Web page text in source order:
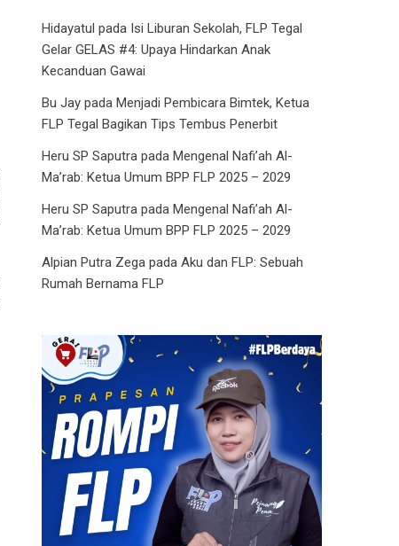
Hidayatul pada Isi Liburan Sekolah, FLP Tegal
Gelar GELAS #4: Upaya Hindarkan Anak
Kecanduan Gawai
Bu Jay padaMenjadi Pembicara Bimtek, Ketua
FLP Tegal Bagikan Tips Tembus Penerbit
Heru SP Saputra padaMengenal Nafi’ah Al-
Ma’rab: Ketua Umum BPP FLP 2025 – 2029
Heru SP Saputra padaMengenal Nafi’ah Al-
Ma’rab: Ketua Umum BPP FLP 2025 – 2029
Alpian Putra Zega padaAku dan FLP: Sebuah
Rumah Bernama FLP